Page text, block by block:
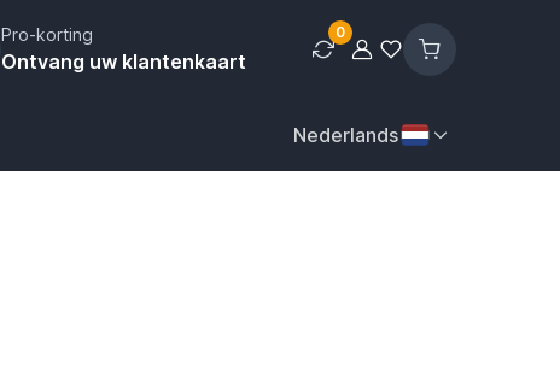
Pro-korting
Ontvang uw klantenkaart
0
Nederlands